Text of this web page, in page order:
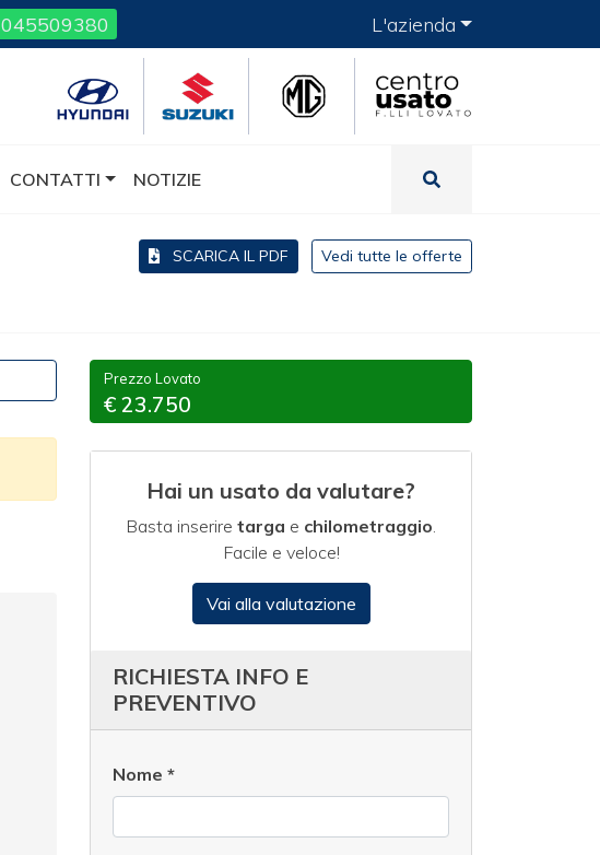
045509380 L'azienda
CONTATTI NOTIZIE
SCARICA IL PDF Vedi tutte le offerte
Prezzo Lovato
€ 23.750
Hai un usato da valutare?
Basta inserire targa e chilometraggio
Facile e veloce!
Vai alla valutazione
RICHIESTA INFO E
PREVENTIVO
Nome *